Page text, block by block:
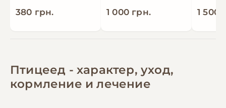
380 грн. 1 000 грн. 1 500
Птицеед - характер, уход,
кормление и лечение